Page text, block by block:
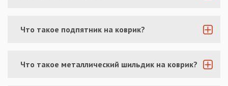
Что такое подпятник на коврик?
Что такое металлический шильдик на коврик?